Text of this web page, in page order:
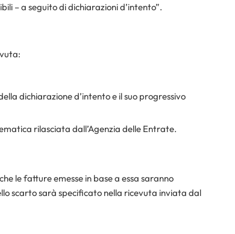
– a seguito di dichiarazioni d’intento”.
dichiarazione d’intento e il suo progressivo
rilasciata dall’Agenzia delle Entrate.
le fatture emesse in base a essa saranno
scarto sarà specificato nella ricevuta inviata dal